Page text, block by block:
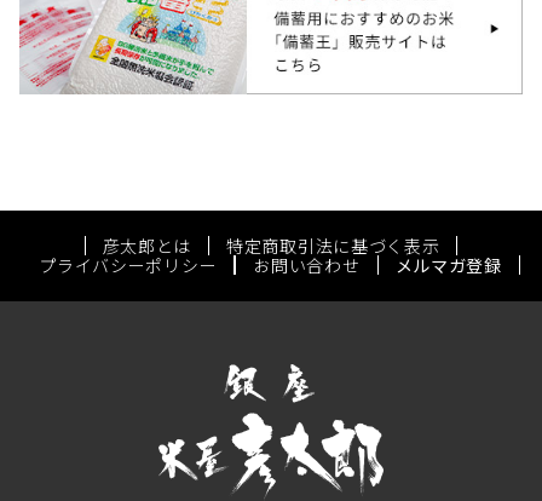
彦太郎とは
特定商取引法に基づく表示
プライバシーポリシー
お問い合わせ メルマガ登録